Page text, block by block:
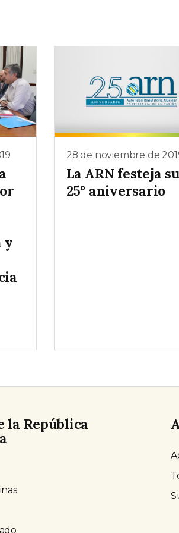
y
28 de noviembre de
La ARN festeja su
25° aniversario
la República